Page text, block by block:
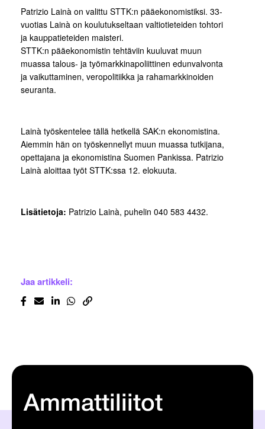
Patrizio Lainà on valittu STTK:n pääekonomistiksi. 33-
vuotias Lainà on koulutukseltaan valtiotieteiden tohtori
ja kauppatieteiden maisteri.
STTK:n pääekonomistin tehtäviin kuuluvat muun
muassa talous- ja työmarkkinapoliittinen edunvalvonta
ja vaikuttaminen, veropolitiikka ja rahamarkkinoiden
seuranta.
Lainà työskentelee tällä hetkellä SAK:n ekonomistina.
Aiemmin hän on työskennellyt muun muassa tutkijana,
opettajana ja ekonomistina Suomen Pankissa. Patrizio
Lainà aloittaa työt STTK:ssa 12. elokuuta.
Lisätietoja: Patrizio Lainà, puhelin 040 583 4432.
Jaa artikkeli:
Ammattiliitot